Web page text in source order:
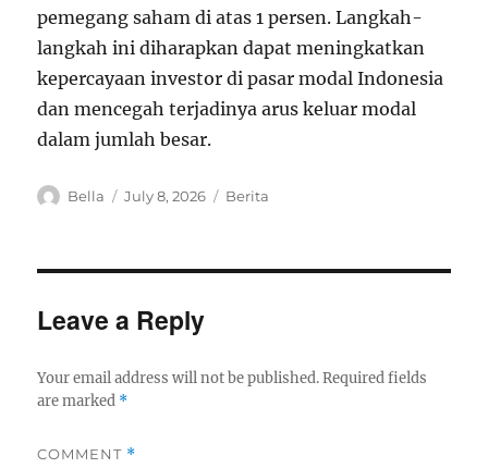
pemegang saham di atas 1 persen. Langkah-
langkah ini diharapkan dapat meningkatkan
kepercayaan investor di pasar modal Indonesia
dan mencegah terjadinya arus keluar modal
dalam jumlah besar.
A
Bella
P
o
July 8, 2026
C
e
Berita
Leave a Reply
Your email address will not be published. Required fields
are marked *
COMMENT *